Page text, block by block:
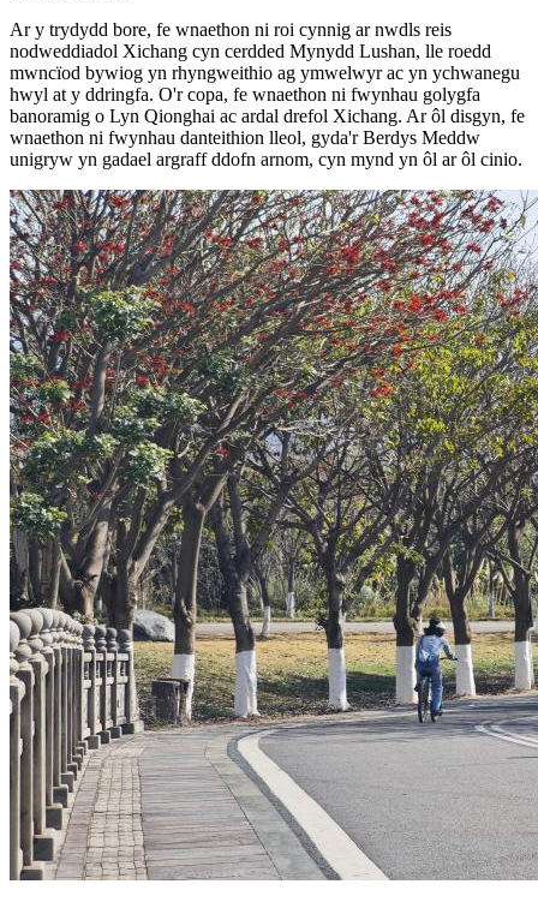
Ar y trydydd bore, fe wnaethon ni roi cynnig ar nwdls reis
nodweddiadol Xichang cyn cerdded Mynydd Lushan, lle roedd
mwncïod bywiog yn rhyngweithio ag ymwelwyr ac yn ychwanegu
hwyl at y ddringfa. O'r copa, fe wnaethon ni fwynhau golygfa
banoramig o Lyn Qionghai ac ardal drefol Xichang. Ar ôl disgyn, fe
wnaethon ni fwynhau danteithion lleol, gyda'r Berdys Meddw
unigryw yn gadael argraff ddofn arnom, cyn mynd yn ôl ar ôl cinio.